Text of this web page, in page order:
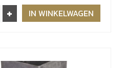
+ IN WINKELWAGEN